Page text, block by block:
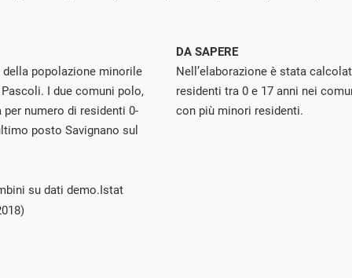
popolazione minorile
I due comuni polo,
numero di residenti 0-
posto Savignano sul
DA SAPERE
Nell’elaborazione è stata
residenti tra 0 e 17 anni nei
con più minori residenti.
su dati demo.Istat